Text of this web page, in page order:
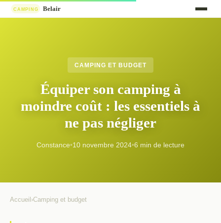
CAMPING ET BUDGET
Équiper son camping à
moindre coût : les essentiels à
ne pas négliger
Constance•10 novembre 2024•6 min de lecture
Accueil ›Camping et budget